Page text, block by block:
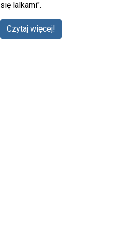
się lalkami".
Czytaj więcej!